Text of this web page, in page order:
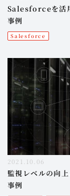
Salesforceを活
事例
Salesforce
2021.10.06
監視レベルの向
事例